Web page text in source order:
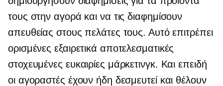
τους στην αγορά και να τις διαφημίσουν
απευθείας στους πελάτες τους. Αυτό επιτρέπει
ορισμένες εξαιρετικά αποτελεσματικές
στοχευμένες ευκαιρίες μάρκετινγκ. Και επειδή
οι αγοραστές έχουν ήδη δεσμευτεί και θέλουν